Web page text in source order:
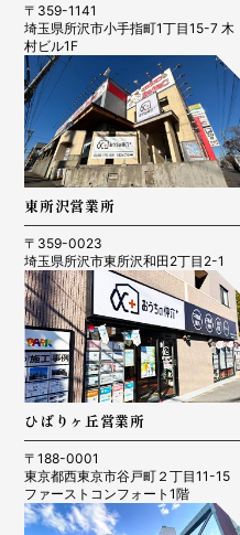
〒359-1141
埼玉県所沢市小手指町1丁目15-7 木
村ビル1F
東所沢営業所
〒359-0023
埼玉県所沢市東所沢和田2丁目2-1
ひばりヶ丘営業所
〒188-0001
東京都西東京市谷戸町２丁目11-15
ファーストコンフォート1階